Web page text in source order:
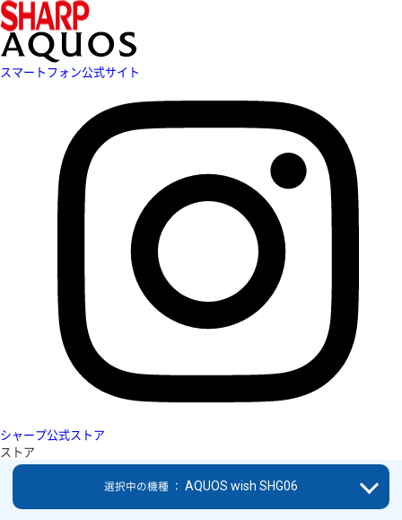
スマートフォン公式サイト
シャープ公式ストア
ストア
選択中の機種 ： AQUOS wish SHG06